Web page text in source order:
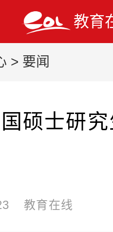
教育
> 要闻
硕士研
教育在线